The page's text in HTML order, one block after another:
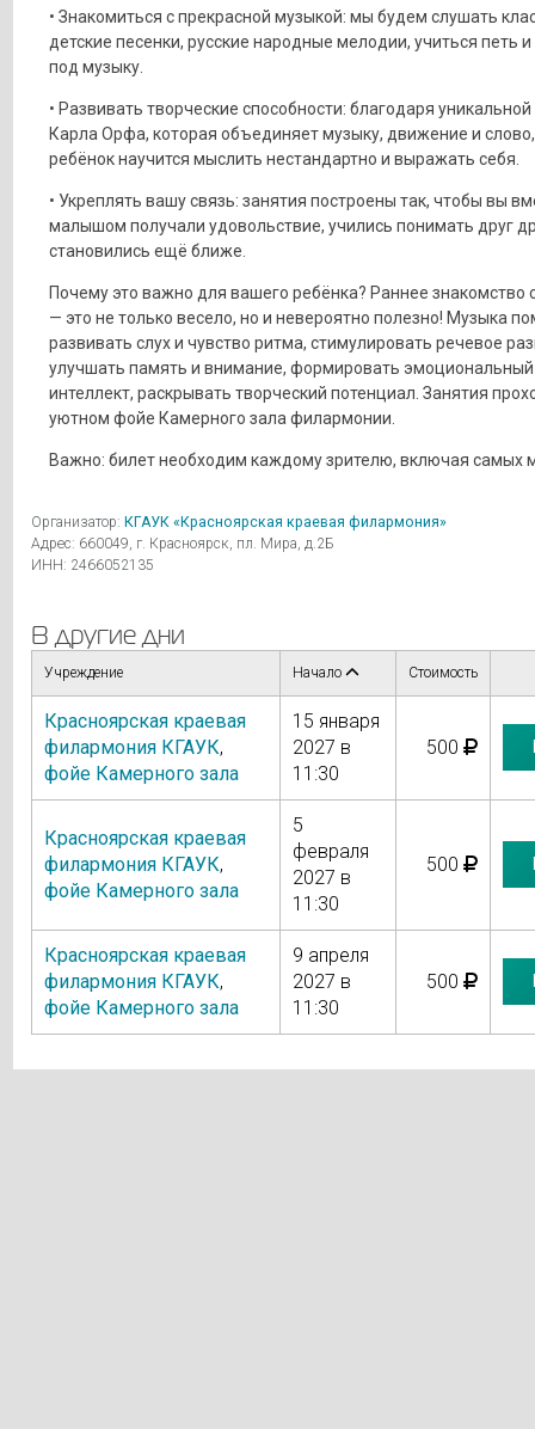
• Знакомиться с прекрасной музыкой: мы будем слушать
детские песенки, русские народные мелодии, учиться петь и
под музыку.
• Развивать творческие способности: благодаря
Карла Орфа, которая объединяет музыку, движение и
ребёнок научится мыслить нестандартно и выражать себя.
• Укреплять вашу связь: занятия построены так, чтобы вы
малышом получали удовольствие, учились понимать друг
становились ещё ближе.
Почему это важно для вашего ребёнка? Раннее знакомство
— это не только весело, но и невероятно полезно! Музыка
развивать слух и чувство ритма, стимулировать речевое
улучшать память и внимание, формировать эмоциональный
интеллект, раскрывать творческий потенциал. Занятия
уютном фойе Камерного зала филармонии.
Важно: билет необходим каждому зрителю, включая самых
Организатор: КГАУК «Красноярская краевая филармония»
Адрес: 660049, г. Красноярск, пл. Мира, д.2Б
ИНН: 2466052135
В другие дни
Учреждение Начало Стоимость
Красноярская краевая
филармония КГАУК,
фойе Камерного зала
15 января
2027 в
11:30
500
Красноярская краевая
филармония КГАУК,
фойе Камерного зала
5
февраля
2027 в
11:30
500
Красноярская краевая
филармония КГАУК,
фойе Камерного зала
9 апреля
2027 в
11:30
500